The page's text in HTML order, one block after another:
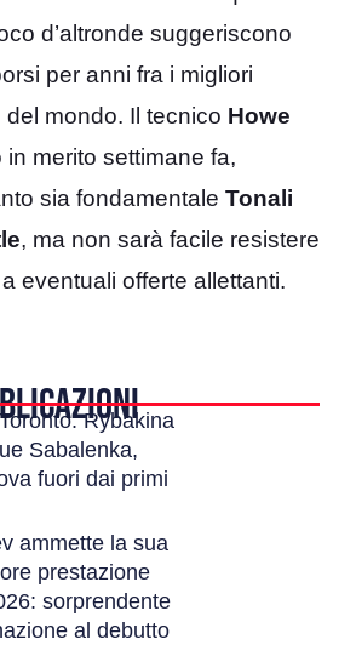
d’altronde suggeriscono
per anni fra i migliori
mondo. Il tecnico Howe
in merito settimane fa,
sia fondamentale Tonali
, ma non sarà facile resistere
eventuali offerte allettanti.
Rybakina
Sabalenka,
fuori dai primi
ammette la sua
prestazione
sorprendente
al debutto